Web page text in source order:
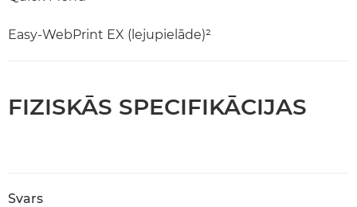
Easy-WebPrint EX (lejupielāde)²
FIZISKĀS SPECIFIKĀCIJAS
Svars